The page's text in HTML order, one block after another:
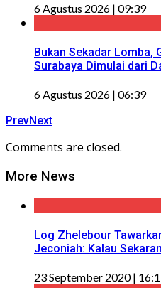
6 Agustus 2026 | 09:39
Bukan Sekadar Lomba,
Surabaya Dimulai dari
6 Agustus 2026 | 06:39
PrevNext
Comments are closed.
More News
Log Zhelebour
Jeconiah: Kalau
23 September 2020 |